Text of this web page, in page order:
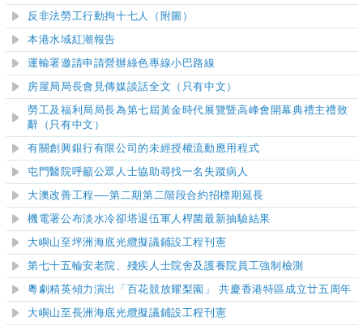
反非法勞工行動拘十七人（附圖）
本港水域紅潮報告
運輸署邀請申請營辦綠色專線小巴路線
房屋局局長會見傳媒談話全文（只有中文）
勞工及福利局局長為第七屆黃金時代展覽暨高峰會開幕典禮主禮致
辭（只有中文）
有關創興銀行有限公司的未經授權流動應用程式
屯門醫院呼籲公眾人士協助尋找一名失蹤病人
大澳改善工程──第二期第二階段合約招標期延長
機電署公布淡水冷卻塔退伍軍人桿菌最新抽驗結果
大嶼山至坪洲海底光纜擬議鋪設工程刊憲
第七十五輪安老院、殘疾人士院舍及護養院員工強制檢測
粵劇精英傾力演出「百花競放耀梨園」 共慶香港特區成立廿五周年
大嶼山至長洲海底光纜擬議鋪設工程刊憲